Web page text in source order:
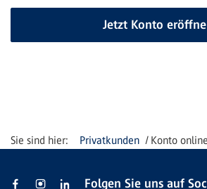
Jetzt Konto
Privatkunden Konto
Folgen Sie uns auf